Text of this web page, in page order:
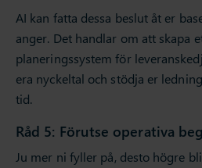
AI kan fatta dessa beslut åt er
anger. Det handlar om att skapa
planeringssystem för
era nyckeltal och stödja er
tid.
Råd 5: Förutse operativa
Ju mer ni fyller på, desto högre